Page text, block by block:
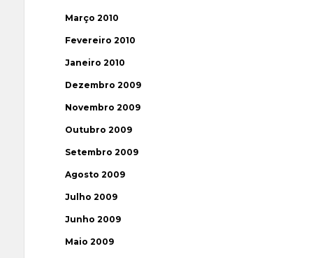
Março 2010
Fevereiro 2010
Janeiro 2010
Dezembro 2009
Novembro 2009
Outubro 2009
Setembro 2009
Agosto 2009
Julho 2009
Junho 2009
Maio 2009